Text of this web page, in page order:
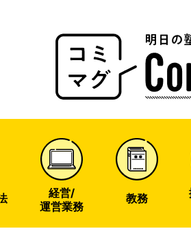
Comiru
Magazine
web
経営/
運営業務
教務